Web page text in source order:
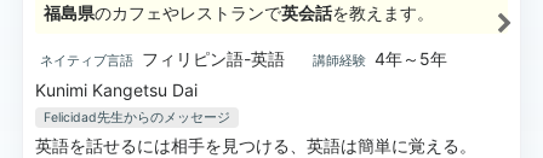
福島県のカフェやレストランで英会話を教えます。
ネイティブ言語 フィリピン語-英語 講師経験 4年～5年
Kunimi Kangetsu Dai
Felicidad先生からのメッセージ
英語を話せるには相手を見つける、英語は簡単に覚える。